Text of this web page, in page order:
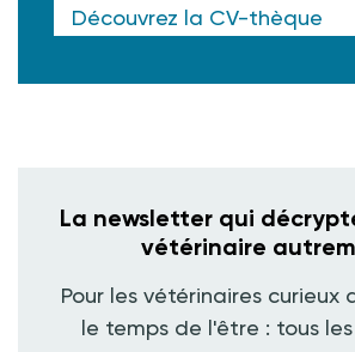
Découvrez la CV-thèque
La newsletter qui
vétérinaire
Pour les vétérinaires curieux
le temps de l'être : tous